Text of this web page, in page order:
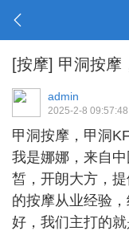
[按摩] 甲洞按摩
admin
2025-2-8 09:57:48
甲洞按摩 ，甲洞
我是娜娜，来自
皙，开朗大方，
的按摩从业经验
好，我们主打的